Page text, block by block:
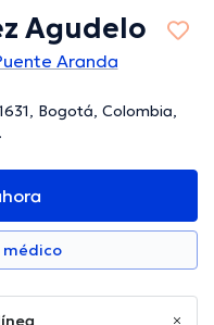
Agudelo
Aranda
Bogotá, Colombia,
médico